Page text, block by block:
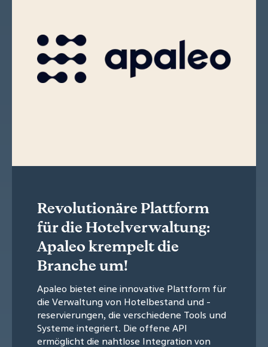
Revolutionäre Plattform
für die Hotelverwaltung:
Apaleo krempelt die
Branche um!
Apaleo bietet eine innovative Plattform für
die Verwaltung von Hotelbestand und -
reservierungen, die verschiedene Tools und
Systeme integriert. Die offene API
ermöglicht die nahtlose Integration von